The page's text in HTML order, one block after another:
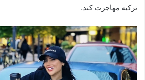
ترکیه مهاجرت کند.